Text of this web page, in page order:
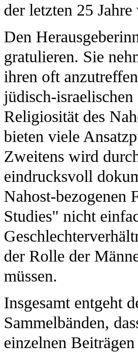
der letzten 25
Den
gratulieren. Sie
ihren oft
jüdisch-
Religiosität des
bieten viele
Zweitens wird
eindrucksvoll
Nahost-bezogenen
Studies" nicht
der Rolle der
müssen.
Insgesamt entgeht
Sammelbänden,
einzelnen